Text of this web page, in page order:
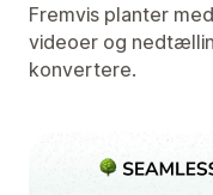
Fremvis planter
videoer og
konvertere.